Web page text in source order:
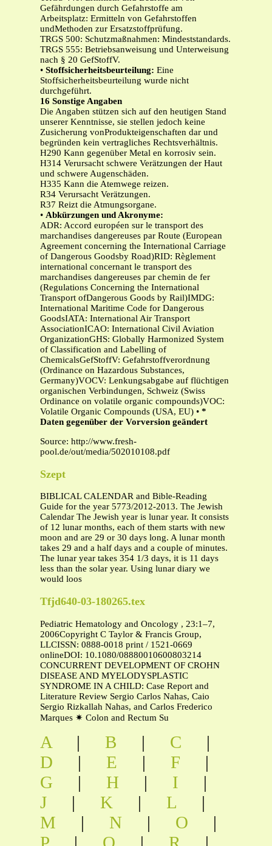
Gefährdungen durch Gefahrstoffe am
Arbeitsplatz: Ermitteln von Gefahrstoffen
undMethoden zur Ersatzstoffprüfung.
TRGS 500: Schutzmaßnahmen: Mindeststandards.
TRGS 555: Betriebsanweisung und Unterweisung
nach § 20 GefStoffV.
• Stoffsicherheitsbeurteilung: Eine
Stoffsicherheitsbeurteilung wurde nicht
durchgeführt.
16 Sonstige Angaben
Die Angaben stützen sich auf den heutigen Stand
unserer Kenntnisse, sie stellen jedoch keine
Zusicherung vonProdukteigenschaften dar und
begründen kein vertragliches Rechtsverhältnis.
H290 Kann gegenüber Metal en korrosiv sein.
H314 Verursacht schwere Verätzungen der Haut
und schwere Augenschäden.
H335 Kann die Atemwege reizen.
R34 Verursacht Verätzungen.
R37 Reizt die Atmungsorgane.
• Abkürzungen und Akronyme:
ADR: Accord européen sur le transport des
marchandises dangereuses par Route (European
Agreement concerning the International Carriage
of Dangerous Goodsby Road)RID: Règlement
international concernant le transport des
marchandises dangereuses par chemin de fer
(Regulations Concerning the International
Transport ofDangerous Goods by Rail)IMDG:
International Maritime Code for Dangerous
GoodsIATA: International Air Transport
AssociationICAO: International Civil Aviation
OrganizationGHS: Globally Harmonized System
of Classification and Labelling of
ChemicalsGefStoffV: Gefahrstoffverordnung
(Ordinance on Hazardous Substances,
Germany)VOCV: Lenkungsabgabe auf flüchtigen
organischen Verbindungen, Schweiz (Swiss
Ordinance on volatile organic compounds)VOC:
Volatile Organic Compounds (USA, EU) • *
Daten gegenüber der Vorversion geändert
Source: http://www.fresh-
pool.de/out/media/502010108.pdf
Szept
BIBLICAL CALENDAR and Bible-Reading
Guide for the year 5773/2012-2013. The Jewish
Calendar The Jewish year is lunar year. It consists
of 12 lunar months, each of them starts with new
moon and are 29 or 30 days long. A lunar month
takes 29 and a half days and a couple of minutes.
The lunar year takes 354 1/3 days, it is 11 days
less than the solar year. Using lunar diary we
would loos
Tfjd640-03-180265.tex
Pediatric Hematology and Oncology , 23:1–7,
2006Copyright C Taylor & Francis Group,
LLCISSN: 0888-0018 print / 1521-0669
onlineDOI: 10.1080/08880010600803214
CONCURRENT DEVELOPMENT OF CROHN
DISEASE AND MYELODYSPLASTIC
SYNDROME IN A CHILD: Case Report and
Literature Review Sergio Carlos Nahas, Caio
Sergio Rizkallah Nahas, and Carlos Frederico
Marques ✷ Colon and Rectum Su
A | B | C
|
D
| E | F
|
G
| H | I
|
J
| K | L
|
M
| N | O
|
P
| Q | R |